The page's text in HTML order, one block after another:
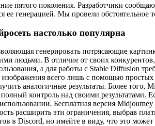
пятого поколения. Разработчики
ее генерацией. Мы провели
настолько популярна
генерировать потрясающие
людьми. В отличие от своих
а для работы с Stable Diffusion
изображения всего лишь с помощью
аналогичные результаты. Более того,
полный контроль над своими
Бесплатная версия
расширить эти ограничения, выбрав
в Discord, но имейте в виду, что это